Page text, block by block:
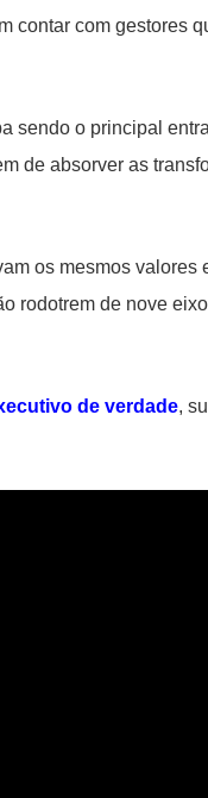
contar com gestores
sendo o principal
de absorver as
os mesmos valores
rodotrem de nove
de verdade,